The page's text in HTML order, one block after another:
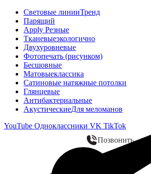
Световые линииТренд
Парящий
Apply Резные
Тканевыеэкологично
Двухуровневые
Фотопечать (рисунком)
Бесшовные
Матовыеклассика
Сатиновые натяжные потолки
Глянцевые
Антибактериальные
АкустическиеДля меломанов
YouTube Одноклассники VK TikTok
Позвонить